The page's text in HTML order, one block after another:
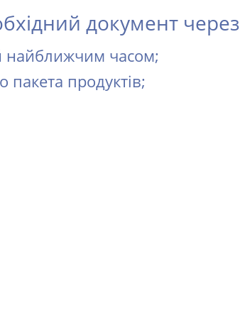
документ
найближчим часом;
продуктів;